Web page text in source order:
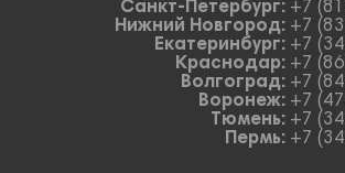
Санкт-Петербург: +7
Нижний Новгород: +7
Екатеринбург: +7
Краснодар: +7
Волгоград: +7
Воронеж: +7
Тюмень: +7
Пермь: +7